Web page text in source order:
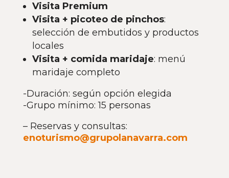
Visita Premium
Visita + picoteo de pinchos:
selección de embutidos y productos
locales
Visita + comida maridaje: menú
maridaje completo
-Duración: según opción elegida
-Grupo mínimo: 15 personas
– Reservas y consultas:
enoturismo@grupolanavarra.com